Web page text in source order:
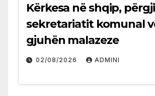
Kërkesa në shqip,
sekretariatit komunal
gjuhën malazeze
02/08/2026 ADMINI